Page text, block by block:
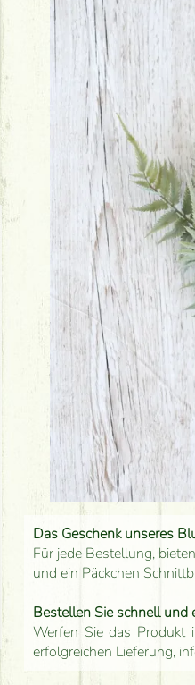
Das Geschenk unseres
Für jede Bestellung,
und ein Päckchen
Bestellen Sie schnell und
Werfen Sie das Produkt
erfolgreichen Lieferung,